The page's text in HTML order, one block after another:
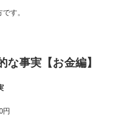
です。
な事実【お金編】
円